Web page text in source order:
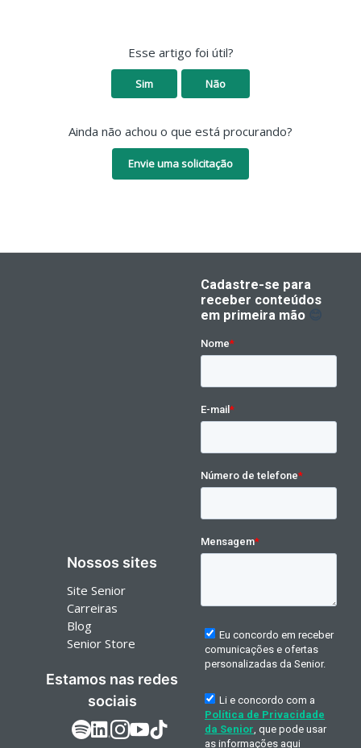
Esse artigo foi útil?
Sim Não
Ainda não achou o que está procurando?
Envie uma solicitação
Nossos sites
Site Senior
Carreiras
Blog
Senior Store
Estamos nas redes
sociais